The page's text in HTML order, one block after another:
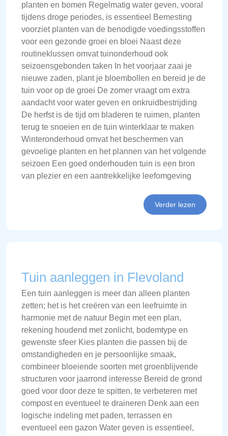
planten en bomen Regelmatig water geven, vooral
tijdens droge periodes, is essentieel Bemesting
voorziet planten van de benodigde voedingsstoffen
voor een gezonde groei en bloei Naast deze
routineklussen omvat tuinonderhoud ook
seizoensgebonden taken In het voorjaar zaai je
nieuwe zaden, plant je bloembollen en bereid je de
tuin voor op de groei De zomer vraagt om extra
aandacht voor water geven en onkruidbestrijding
De herfst is de tijd om bladeren te ruimen, planten
terug te snoeien en de tuin winterklaar te maken
Winteronderhoud omvat het beschermen van
gevoelige planten en het plannen van het volgende
seizoen Een goed onderhouden tuin is een bron
van plezier en een aantrekkelijke leefomgeving
Verder lezen
Tuin aanleggen in Flevoland
Een tuin aanleggen is meer dan alleen planten
zetten; het is het creëren van een leefruimte in
harmonie met de natuur Begin met een plan,
rekening houdend met zonlicht, bodemtype en
gewenste sfeer Kies planten die passen bij de
omstandigheden en je persoonlijke smaak,
combineer bloeiende soorten met groenblijvende
structuren voor jaarrond interesse Bereid de grond
goed voor door deze te spitten, te verbeteren met
compost en eventueel te draineren Denk aan een
logische indeling met paden, terrassen en
eventueel een gazon Water geven is essentieel,